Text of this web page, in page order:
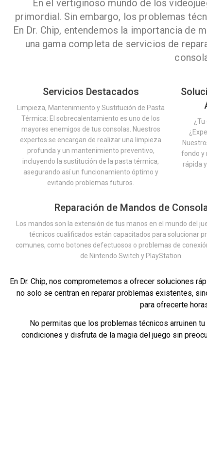
En el vertiginoso mundo de los
primordial. Sin embargo, los problemas
En Dr. Chip, entendemos la importancia de
una gama completa de servicios de
Servicios Destacados
Limpieza, Mantenimiento y Sustitución de Pasta
Térmica: El sobrecalentamiento es uno de los
mayores enemigos de tus consolas. Nuestros
expertos se encargan de realizar una limpieza
profunda y un mantenimiento preventivo,
incluyendo la sustitución de la pasta térmica,
asegurando así un funcionamiento óptimo y
evitando problemas futuros.
fondo y
rápida
Reparación de Mandos de
Los mandos son la extensión de tus manos en el mundo del
técnicos cualificados están capacitados para solucionar
comunes, como botones defectuosos o problemas de
de Nintendo Switch y PlayStation.
En Dr. Chip, nos comprometemos a ofrecer soluciones
no solo se centran en reparar problemas existentes,
para ofrecerte
No permitas que los problemas técnicos arruinen
condiciones y disfruta de la magia del juego sin